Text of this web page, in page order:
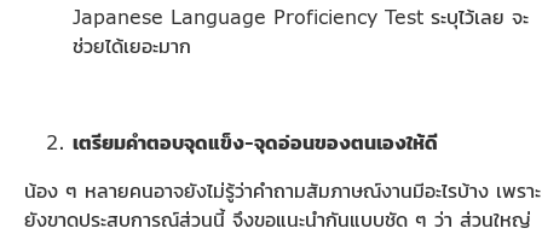
Japanese Language Proficiency Test ระบุไว้เลย จะ
ช่วยได้เยอะมาก
เตรียมคำตอบจุดแข็ง-จุดอ่อนของตนเองให้ดี
น้อง ๆ หลายคนอาจยังไม่รู้ว่าคำถามสัมภาษณ์งานมีอะไรบ้าง เพราะ
ยังขาดประสบการณ์ส่วนนี้ จึงขอแนะนำกันแบบชัด ๆ ว่า ส่วนใหญ่